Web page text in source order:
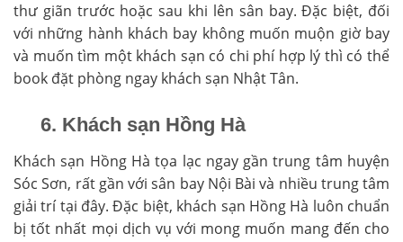
thư giãn trước hoặc sau khi lên sân bay. Đặc biệt, đối
với những hành khách bay không muốn muộn giờ bay
và muốn tìm một khách sạn có chi phí hợp lý thì có thể
book đặt phòng ngay khách sạn Nhật Tân.
6. Khách sạn Hồng Hà
Khách sạn Hồng Hà tọa lạc ngay gần trung tâm huyện
Sóc Sơn, rất gần với sân bay Nội Bài và nhiều trung tâm
giải trí tại đây. Đặc biệt, khách sạn Hồng Hà luôn chuẩn
bị tốt nhất mọi dịch vụ với mong muốn mang đến cho